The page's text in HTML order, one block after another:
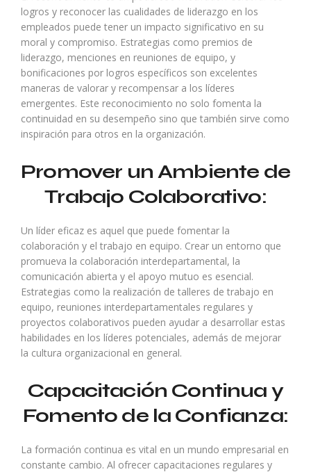
logros y reconocer las cualidades de liderazgo en los
empleados puede tener un impacto significativo en su
moral y compromiso. Estrategias como premios de
liderazgo, menciones en reuniones de equipo, y
bonificaciones por logros específicos son excelentes
maneras de valorar y recompensar a los líderes
emergentes. Este reconocimiento no solo fomenta la
continuidad en su desempeño sino que también sirve como
inspiración para otros en la organización.
Promover un Ambiente de
Trabajo Colaborativo:
Un líder eficaz es aquel que puede fomentar la
colaboración y el trabajo en equipo. Crear un entorno que
promueva la colaboración interdepartamental, la
comunicación abierta y el apoyo mutuo es esencial.
Estrategias como la realización de talleres de trabajo en
equipo, reuniones interdepartamentales regulares y
proyectos colaborativos pueden ayudar a desarrollar estas
habilidades en los líderes potenciales, además de mejorar
la cultura organizacional en general.
Capacitación Continua y
Fomento de la Confianza:
La formación continua es vital en un mundo empresarial en
constante cambio. Al ofrecer capacitaciones regulares y